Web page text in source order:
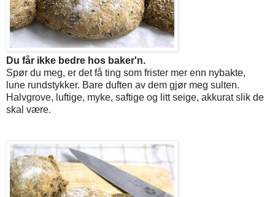
Du får ikke bedre hos baker'n.
Spør du meg, er det få ting som frister mer enn nybakte,
lune rundstykker. Bare duften av dem gjør meg sulten.
Halvgrove, luftige, myke, saftige og litt seige, akkurat slik de
skal være.